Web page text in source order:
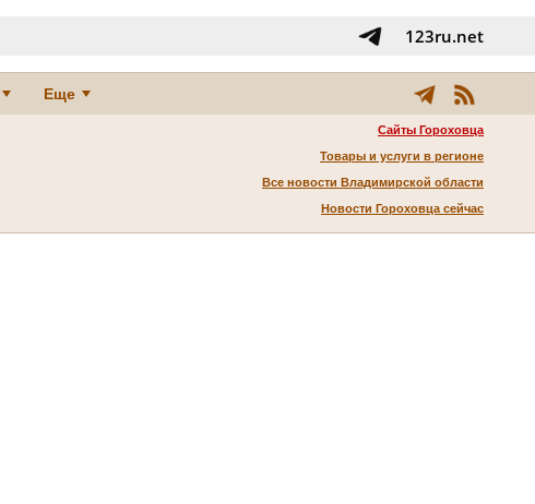
123ru.net
Еще
Сайты Гороховца
Товары и услуги в регионе
Все новости Владимирской области
Новости Гороховца сейчас